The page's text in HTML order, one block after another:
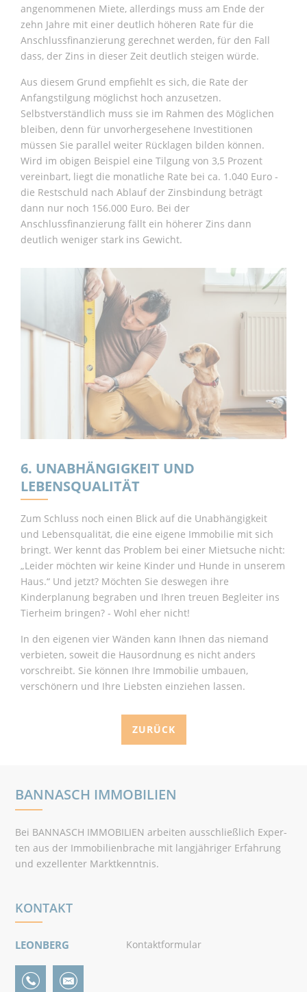
angenommenen Miete, allerdings muss am Ende der
zehn Jahre mit einer deutlich höheren Rate für die
Anschlussfinanzierung gerechnet werden, für den Fall
dass, der Zins in dieser Zeit deutlich steigen würde.
Aus diesem Grund empfiehlt es sich, die Rate der
Anfangstilgung möglichst hoch anzusetzen.
Selbstverständlich muss sie im Rahmen des Möglichen
bleiben, denn für unvorhergesehene Investitionen
müssen Sie parallel weiter Rücklagen bilden können.
Wird im obigen Beispiel eine Tilgung von 3,5 Prozent
vereinbart, liegt die monatliche Rate bei ca. 1.040 Euro -
die Restschuld nach Ablauf der Zinsbindung beträgt
dann nur noch 156.000 Euro. Bei der
Anschlussfinanzierung fällt ein höherer Zins dann
deutlich weniger stark ins Gewicht.
6. UNABHÄNGIGKEIT UND
LEBENSQUALITÄT
Zum Schluss noch einen Blick auf die Unabhängigkeit
und Lebensqualität, die eine eigene Immobilie mit sich
bringt. Wer kennt das Problem bei einer Mietsuche nicht:
„Leider möchten wir keine Kinder und Hunde in unserem
Haus.“ Und jetzt? Möchten Sie deswegen ihre
Kinderplanung begraben und Ihren treuen Begleiter ins
Tierheim bringen? - Wohl eher nicht!
In den eigenen vier Wänden kann Ihnen das niemand
verbieten, soweit die Hausordnung es nicht anders
vorschreibt. Sie können Ihre Immobilie umbauen,
verschönern und Ihre Liebsten einziehen lassen.
ZURÜCK
BANNASCH IMMOBILIEN
Bei BANNASCH IMMOBILIEN arbeiten ausschließlich Exper­
ten aus der Immo­bilienbrache mit langjähriger Erfahrung
und exzel­lenter Marktkenntnis.
KONTAKT
LEONBERG Kontaktformular